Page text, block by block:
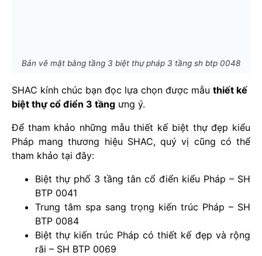
Bản vẽ mặt bằng tầng 3 biệt thự pháp 3 tầng sh btp 0048
SHAC kính chúc bạn đọc lựa chọn được mẫu thiết kế
biệt thự cổ điển 3 tầng ưng ý.
Để tham khảo những mẫu thiết kế biệt thự đẹp kiểu
Pháp mang thương hiệu SHAC, quý vị cũng có thể
tham khảo tại đây:
Biệt thự phố 3 tầng tân cổ điển kiểu Pháp – SH
BTP 0041
Trung tâm spa sang trọng kiến trúc Pháp – SH
BTP 0084
Biệt thự kiến trúc Pháp có thiết kế đẹp và rộng
rãi – SH BTP 0069